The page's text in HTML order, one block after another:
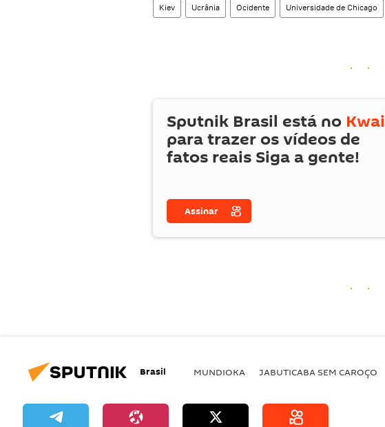
Kiev Ucrânia Ocidente Universidade de Chicago
Sputnik Brasil está no Kwai
para trazer os vídeos de
fatos reais Siga a gente!
Assinar
Brasil MUNDIOKA JABUTICABA SEM CAROÇO